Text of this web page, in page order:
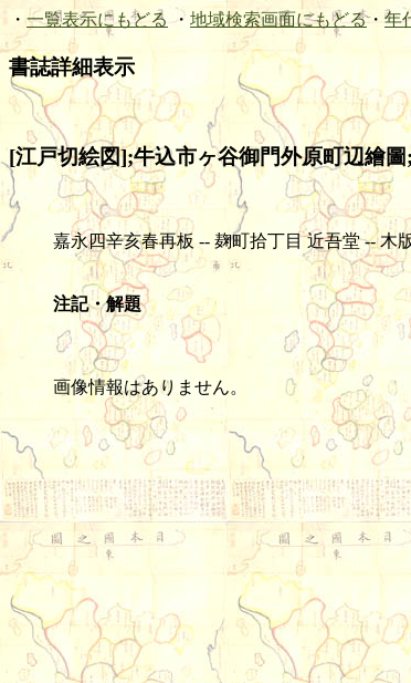
・ 一覧表示にもどる ・ 地域検索画面にもどる・ 年
書誌詳細表示
[江戸切絵図];牛込市ヶ谷御門外原町辺繪
嘉永四辛亥春再板 -- 麹町拾丁目 近吾堂 -- 木
注記・解題
画像情報はありません。